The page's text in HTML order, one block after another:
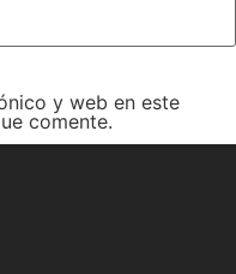
y web en este
comente.